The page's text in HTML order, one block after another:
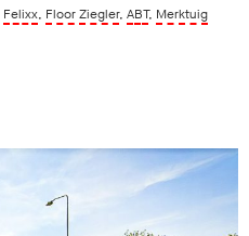
Felixx, Floor Ziegler, ABT, Merktuig